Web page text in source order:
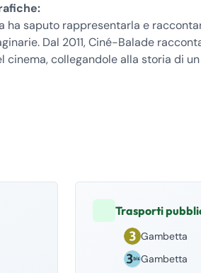
ha saputo rappresentarla e
Dal 2011, Ciné-Balade
collegandole alla storia di
Trasporti
Gambetta
Gambetta